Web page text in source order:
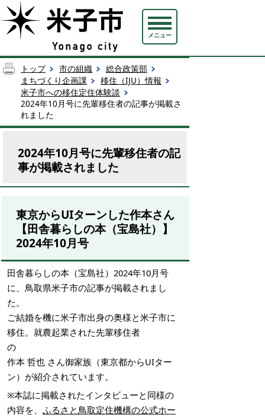
メニュー
トップ 市の組織
総合政策部
まちづくり企画課
移住（IJU）情報
米子市への移住定住体験談
2024年10月号に先輩移住者の記事が掲載さ
れました
2024年10月号に先輩移住者の記
事が掲載されました
東京からUIターンした作本さん
【田舎暮らしの本（宝島社）】
2024年10月号
田舎暮らしの本（宝島社）2024年10月号
に、鳥取県米子市の記事が掲載されまし
た。
ご結婚を機に米子市出身の奥様と米子市に
移住。就農起業された先輩移住者
の
作本 哲也 さん御家族（東京都からUIター
ン）が紹介されています。
※本誌に掲載されたインタビューと同様の
内容を、 ふるさと鳥取定住機構の公式ホー